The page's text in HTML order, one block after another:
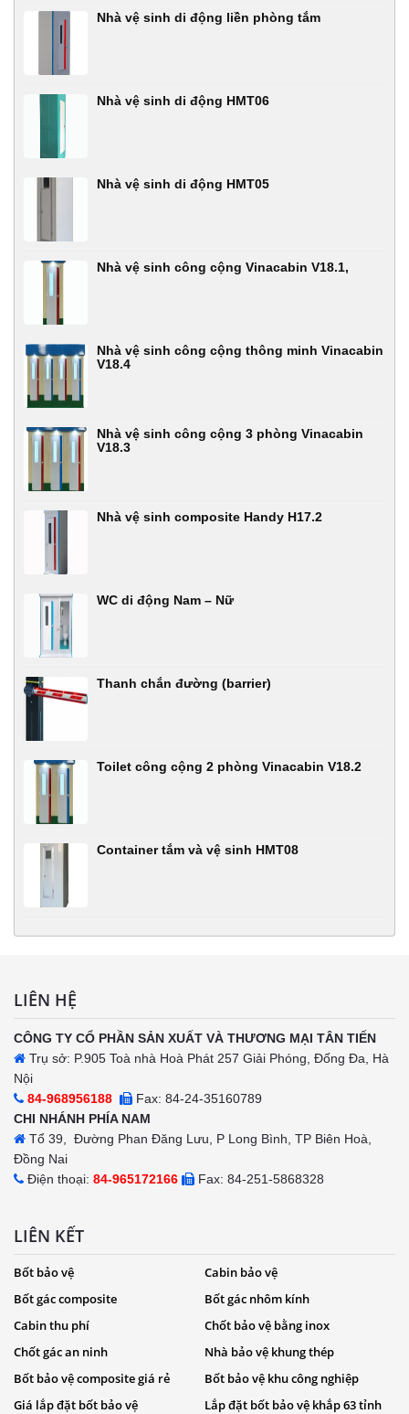
Nhà vệ sinh di động liền phòng tắm
Nhà vệ sinh di động HMT06
Nhà vệ sinh di động HMT05
Nhà vệ sinh công cộng Vinacabin V18.1,
Nhà vệ sinh công cộng thông minh Vinacabin
V18.4
Nhà vệ sinh công cộng 3 phòng Vinacabin
V18.3
Nhà vệ sinh composite Handy H17.2
WC di động Nam – Nữ
Thanh chắn đường (barrier)
Toilet công cộng 2 phòng Vinacabin V18.2
Container tắm và vệ sinh HMT08
LIÊN HỆ
CÔNG TY CỔ PHẦN SẢN XUẤT VÀ THƯƠNG MẠI TÂN TIẾN
Trụ sở: P.905 Toà nhà Hoà Phát 257 Giải Phóng, Đống Đa, Hà
Nội
84-968956188
Fax: 84-24-35160789
CHI NHÁNH PHÍA NAM
Tổ 39, Đường Phan Đăng Lưu, P Long Bình, TP Biên Hoà,
Đồng Nai
Điện thoại: 84-965172166 Fax: 84-251-5868328
LIÊN KẾT
Bốt bảo vệ
Cabin bảo vệ
Bốt gác composite
Bốt gác nhôm kính
Cabin thu phí
Chốt bảo vệ bằng inox
Chốt gác an ninh
Nhà bảo vệ khung thép
Bốt bảo vệ composite giá rẻ
Bốt bảo vệ khu công nghiệp
Giá lắp đặt bốt bảo vệ
Lắp đặt bốt bảo vệ khắp 63 tỉnh